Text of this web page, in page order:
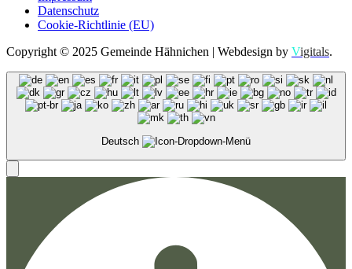
Datenschutz
Cookie-Richtlinie (EU)
Copyright © 2025 Gemeinde Hähnichen | Webdesign by Vigitals.
Deutsch